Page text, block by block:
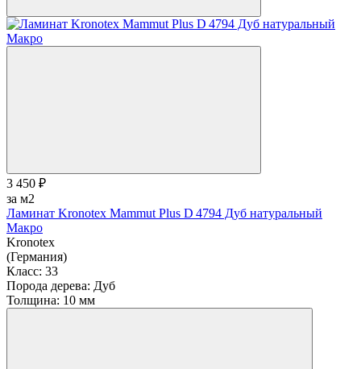
3 450 ₽
за м2
Ламинат Kronotex Mammut Plus D 4794 Дуб натуральный
Макро
Kronotex
(Германия)
Класс: 33
Порода дерева: Дуб
Толщина: 10 мм